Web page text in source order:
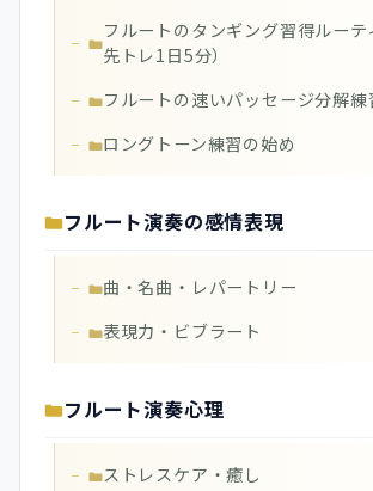
フルートのタンギング習得ルーテ
先トレ1日5分）
フルートの速いパッセージ分解練
ロングトーン練習の始め
フルート演奏の感情表現
曲・名曲・レパートリー
表現力・ビブラート
フルート演奏心理
ストレスケア・癒し